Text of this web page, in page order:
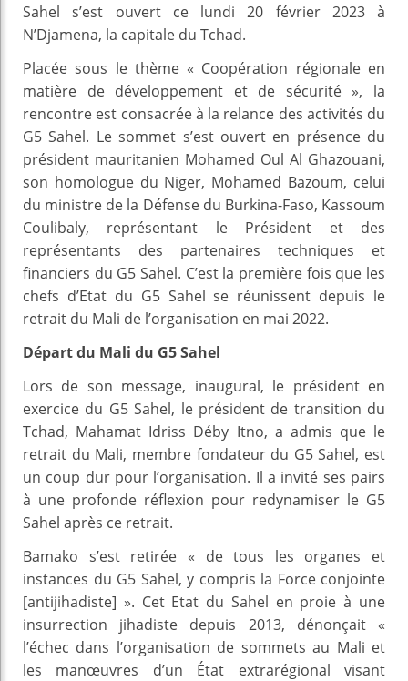
Sahel s’est ouvert ce lundi 20 février 2023 à
N’Djamena, la capitale du Tchad.
Placée sous le thème « Coopération régionale en
matière de développement et de sécurité », la
rencontre est consacrée à la relance des activités du
G5 Sahel. Le sommet s’est ouvert en présence du
président mauritanien Mohamed Oul Al Ghazouani,
son homologue du Niger, Mohamed Bazoum, celui
du ministre de la Défense du Burkina-Faso, Kassoum
Coulibaly, représentant le Président et des
représentants des partenaires techniques et
financiers du G5 Sahel. C’est la première fois que les
chefs d’Etat du G5 Sahel se réunissent depuis le
retrait du Mali de l’organisation en mai 2022.
Départ du Mali du G5 Sahel
Lors de son message, inaugural, le président en
exercice du G5 Sahel, le président de transition du
Tchad, Mahamat Idriss Déby Itno, a admis que le
retrait du Mali, membre fondateur du G5 Sahel, est
un coup dur pour l’organisation. Il a invité ses pairs
à une profonde réflexion pour redynamiser le G5
Sahel après ce retrait.
Bamako s’est retirée « de tous les organes et
instances du G5 Sahel, y compris la Force conjointe
[antijihadiste] ». Cet Etat du Sahel en proie à une
insurrection jihadiste depuis 2013, dénonçait «
l’échec dans l’organisation de sommets au Mali et
les manœuvres d’un État extrarégional visant